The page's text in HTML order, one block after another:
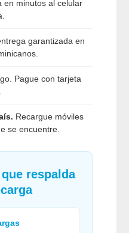
en minutos al celular
garantizada en
Pague con tarjeta
Recargue móviles
se encuentre.
respalda